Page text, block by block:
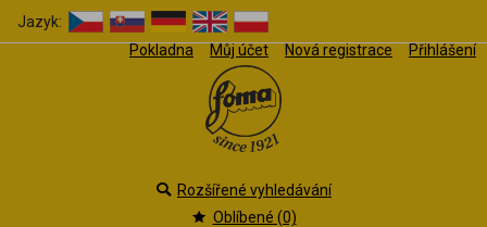
Jazyk:
Pokladna
Můj účet Nová registrace Přihlášení
Rozšířené vyhledávání
Oblíbené (0)